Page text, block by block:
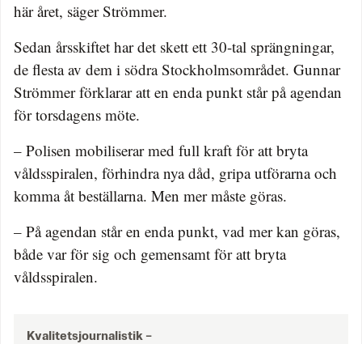
här året, säger Strömmer.
Sedan årsskiftet har det skett ett 30-tal sprängningar,
de flesta av dem i södra Stockholmsområdet. Gunnar
Strömmer förklarar att en enda punkt står på agendan
för torsdagens möte.
– Polisen mobiliserar med full kraft för att bryta
våldsspiralen, förhindra nya dåd, gripa utförarna och
komma åt beställarna. Men mer måste göras.
– På agendan står en enda punkt, vad mer kan göras,
både var för sig och gemensamt för att bryta
våldsspiralen.
Kvalitetsjournalistik –